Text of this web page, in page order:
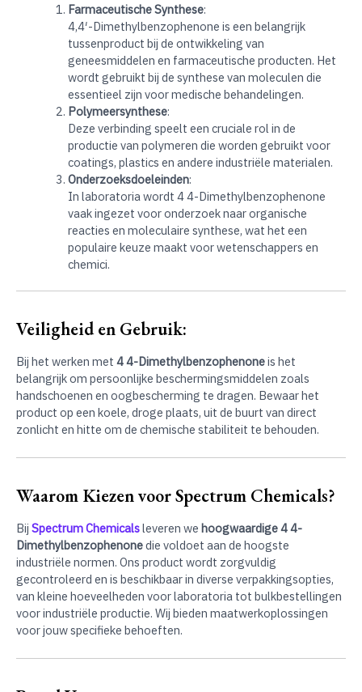
Farmaceutische Synthese:
4,4′-Dimethylbenzophenone is een belangrijk
tussenproduct bij de ontwikkeling van
geneesmiddelen en farmaceutische producten. Het
wordt gebruikt bij de synthese van moleculen die
essentieel zijn voor medische behandelingen.
Polymeersynthese:
Deze verbinding speelt een cruciale rol in de
productie van polymeren die worden gebruikt voor
coatings, plastics en andere industriële materialen.
Onderzoeksdoeleinden:
In laboratoria wordt 4 4-Dimethylbenzophenone
vaak ingezet voor onderzoek naar organische
reacties en moleculaire synthese, wat het een
populaire keuze maakt voor wetenschappers en
chemici.
Veiligheid en Gebruik:
Bij het werken met 4 4-Dimethylbenzophenoneis het
belangrijk om persoonlijke beschermingsmiddelen zoals
handschoenen en oogbescherming te dragen. Bewaar het
product op een koele, droge plaats, uit de buurt van direct
zonlicht en hitte om de chemische stabiliteit te behouden.
Waarom Kiezen voor Spectrum Chemicals?
Bij Spectrum Chemicalsleveren we hoogwaardige 4 4-
Dimethylbenzophenonedie voldoet aan de hoogste
industriële normen. Ons product wordt zorgvuldig
gecontroleerd en is beschikbaar in diverse verpakkingsopties,
van kleine hoeveelheden voor laboratoria tot bulkbestellingen
voor industriële productie. Wij bieden maatwerkoplossingen
voor jouw specifieke behoeften.